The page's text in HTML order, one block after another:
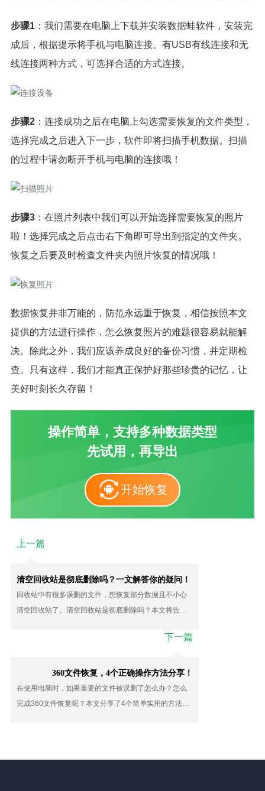
步骤1：我们需要在电脑上下载并安装数据蛙软件，安装完
成后，根据提示将手机与电脑连接。有USB有线连接和无
线连接两种方式，可选择合适的方式连接。
步骤2：连接成功之后在电脑上勾选需要恢复的文件类型，
选择完成之后进入下一步，软件即将扫描手机数据。扫描
的过程中请勿断开手机与电脑的连接哦！
步骤3：在照片列表中我们可以开始选择需要恢复的照片
啦！选择完成之后点击右下角即可导出到指定的文件夹。
恢复之后要及时检查文件夹内照片恢复的情况哦！
数据恢复并非万能的，防范永远重于恢复，相信按照本文
提供的方法进行操作，怎么恢复照片的难题很容易就能解
决。除此之外，我们应该养成良好的备份习惯，并定期检
查。只有这样，我们才能真正保护好那些珍贵的记忆，让
美好时刻长久存留！
操作简单，支持多种数据类型
先试用，再导出
开始恢复
上一篇
清空回收站是彻底删除吗？一文解答你的疑问！
回收站中有很多误删的文件，想恢复部分数据且不小心
清空回收站了。清空回收站是彻底删除吗？本文将告诉
下一篇
360文件恢复，4个正确操作方法分享！
在使用电脑时，如果重要的文件被误删了怎么办？怎么
完成360文件恢复呢？本文分享了4个简单实用的方法，